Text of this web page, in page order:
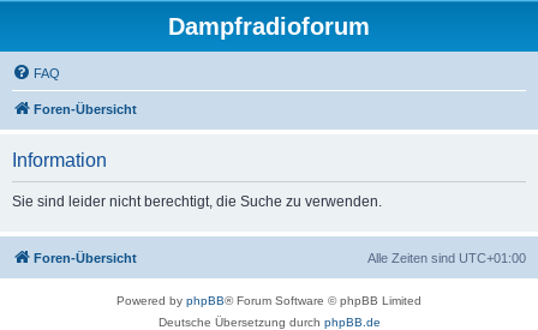
Dampfradioforum
FAQ
Foren-Übersicht
Information
Sie sind leider nicht berechtigt, die Suche zu verwenden.
Foren-Übersicht Alle Zeiten sind UTC+01:00
Powered by phpBB® Forum Software © phpBB Limited
Deutsche Übersetzung durch phpBB.de